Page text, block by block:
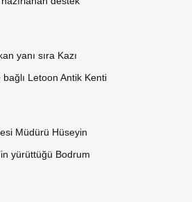
yanı sıra Kazı
bağlı Letoon Antik Kenti
Müdürü Hüseyin
yürüttüğü Bodrum